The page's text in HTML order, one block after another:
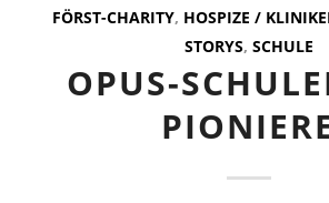
FÖRST-CHARITY, HOSPIZE /
STORYS, SCHULE
OPUS-